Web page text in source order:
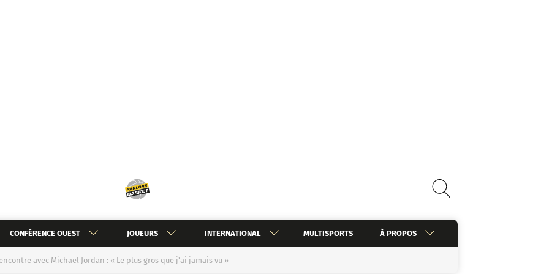
CONFÉRENCE OUEST JOUEURS INTERNATIONAL MULTISPORTS À PROPOS
avec Michael Jordan : « Le plus gros que j’ai jamais vu »